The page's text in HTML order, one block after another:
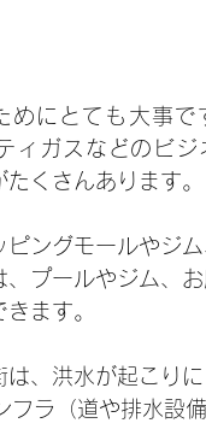
にとても大事で
ィガスなどのビジ
くさんあります。
ピングモールやジ
プールやジム、
ます。
、洪水が起こりに
ラ（道や排水設